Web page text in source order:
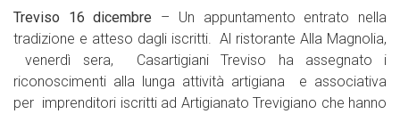
Treviso 16 dicembre – Un appuntamento entrato nella
tradizione e atteso dagli iscritti. Al ristorante Alla Magnolia,
venerdì sera, Casartigiani Treviso ha assegnato i
riconoscimenti alla lunga attività artigiana e associativa
per imprenditori iscritti ad Artigianato Trevigiano che hanno